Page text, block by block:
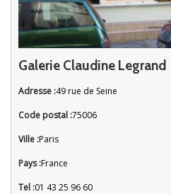
Galerie Claudine Legrand
Adresse :49 rue de Seine
Code postal :75006
Ville :Paris
Pays :France
Tel :01 43 25 96 60